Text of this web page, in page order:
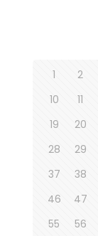
1 2
10
11
19
20
28
29
37
38
46
47
55
56